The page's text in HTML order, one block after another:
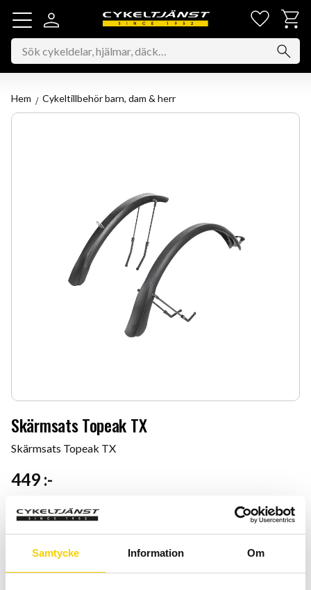
Samtycke Information Om
Meny
Hem Cykeltillbehör barn, dam & herr
Skärmsats Topeak TX
Skärmsats Topeak TX
449 :-
Antal
+
-
KÖP